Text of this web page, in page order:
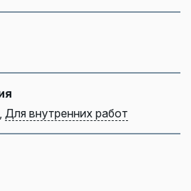
, Для внутренних работ